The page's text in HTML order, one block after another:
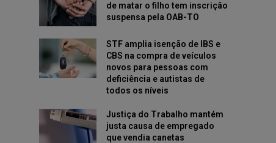
de matar o filho tem inscrição
suspensa pela OAB-TO
STF amplia isenção de IBS e
CBS na compra de veículos
novos para pessoas com
deficiência e autistas de
todos os níveis
Justiça do Trabalho mantém
justa causa de empregado
que vendia canetas